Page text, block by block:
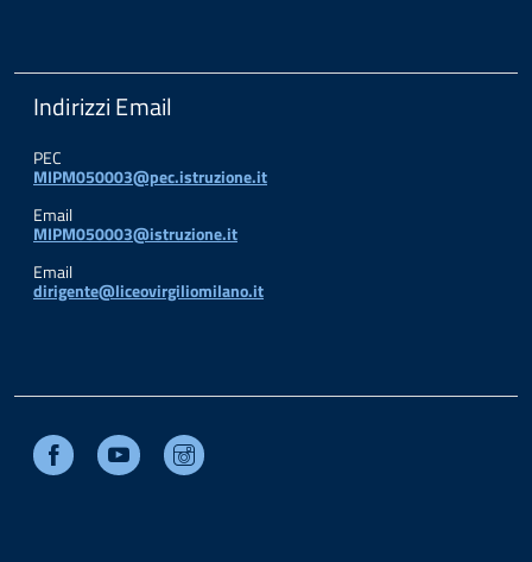
Indirizzi Email
PEC
MIPM050003@pec.istruzione.it
Email
MIPM050003@istruzione.it
Email
dirigente@liceovirgiliomilano.it
Facebook Youtube